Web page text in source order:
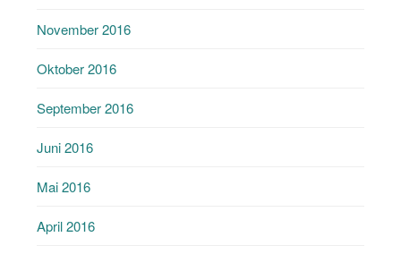
November 2016
Oktober 2016
September 2016
Juni 2016
Mai 2016
April 2016